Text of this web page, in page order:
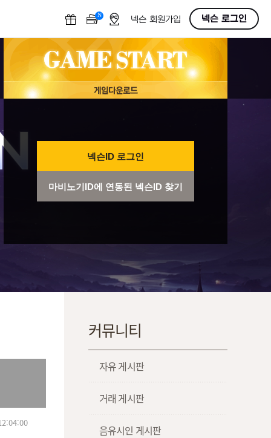
N OFF넥슨 회원가입 넥슨 로그인
넥슨ID 로그인
마비노기ID에 연동된 넥슨ID 찾기
커뮤니티
자유 게시판
거래 게시판
음유시인 게시판